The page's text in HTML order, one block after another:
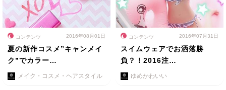
コンテンツ 2016年08月01日
夏の新作コスメ”キャンメイ
ク”でカラー…
メイク・コスメ・ヘアスタイル
コンテンツ 2016年07月31日
スイムウェアでお洒落勝
負？！2016注…
ゆめかわいい